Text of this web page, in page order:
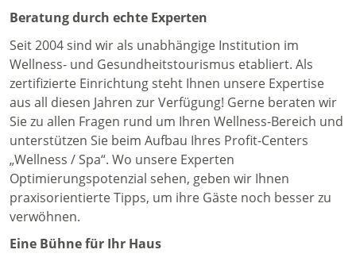
Beratung durch echte Experten
Seit 2004 sind wir als unabhängige Institution im
Wellness- und Gesundheitstourismus etabliert. Als
zertifizierte Einrichtung steht Ihnen unsere Expertise
aus all diesen Jahren zur Verfügung! Gerne beraten wir
Sie zu allen Fragen rund um Ihren Wellness-Bereich und
unterstützen Sie beim Aufbau Ihres Profit-Centers
„Wellness / Spa“. Wo unsere Experten
Optimierungspotenzial sehen, geben wir Ihnen
praxisorientierte Tipps, um ihre Gäste noch besser zu
verwöhnen.
Eine Bühne für Ihr Haus